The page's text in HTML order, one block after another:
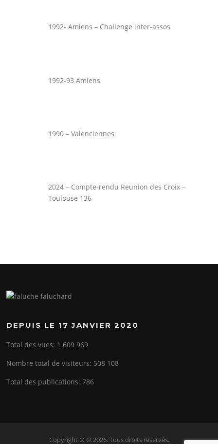
1992- Amiens – Challenge inter-assos
1992-93 Amiens
1990 – Valenciennes
2024 – Compte-rendu Reunion des Croix –
Toulouse 136
DEPUIS LE 17 JANVIER 2020
Total des vues: 1 609 969
Nombre total de visiteurs: 508 108
Total des publications:786
Copyright © © 2026. Tous droits réservés.